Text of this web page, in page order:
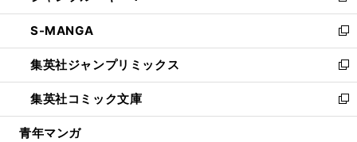
開
く
ウ
で
開
く
ン
ド
ウ
で
開
く
ウ
ィ
ン
ド
ウ
で
開
し
い
ウ
ィ
ン
ド
ウ
S-MANGA
新
し
い
ウ
ィ
ン
集英社ジャンプリミックス
新
し
い
ウ
集英社コミック文庫
新
し
青年マンガ